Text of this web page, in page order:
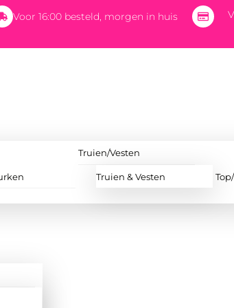
Voor 16:00 besteld, morgen in huis
Truien/Vesten
Truien & Vesten